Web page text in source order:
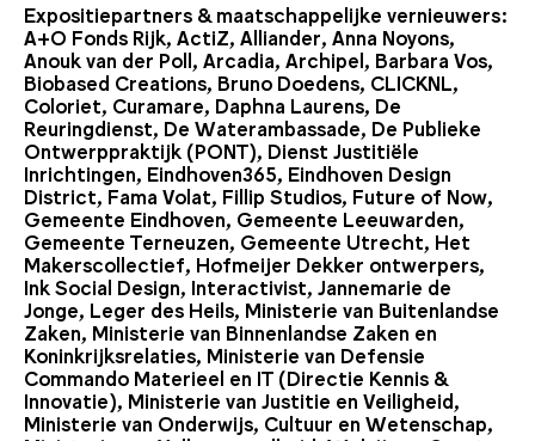
Expositiepartners & maatschappelijke vernieuwers:
A+O Fonds Rijk, ActiZ, Alliander, Anna Noyons,
Anouk van der Poll, Arcadia, Archipel, Barbara Vos,
Biobased Creations, Bruno Doedens, CLICKNL,
Coloriet, Curamare, Daphna Laurens, De
Reuringdienst, De Waterambassade, De Publieke
Ontwerppraktijk (PONT), Dienst Justitiële
Inrichtingen, Eindhoven365, Eindhoven Design
District, Fama Volat, Fillip Studios, Future of Now,
Gemeente Eindhoven, Gemeente Leeuwarden,
Gemeente Terneuzen, Gemeente Utrecht, Het
Makerscollectief, Hofmeijer Dekker ontwerpers,
Ink Social Design, Interactivist, Jannemarie de
Jonge, Leger des Heils, Ministerie van Buitenlandse
Zaken, Ministerie van Binnenlandse Zaken en
Koninkrijksrelaties, Ministerie van Defensie
Commando Materieel en IT (Directie Kennis &
Innovatie), Ministerie van Justitie en Veiligheid,
Ministerie van Onderwijs, Cultuur en Wetenschap,